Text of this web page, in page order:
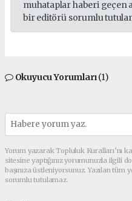
muhataplar haberi geçen
bir editörü sorumlu
Okuyucu Yorumları(1)
Yorum yazarak Topluluk Kuralları’nı
sitesine yaptığınız yorumunuzla ilgili
başınıza üstleniyorsunuz. Yazılan
sorumlu tutulamaz.